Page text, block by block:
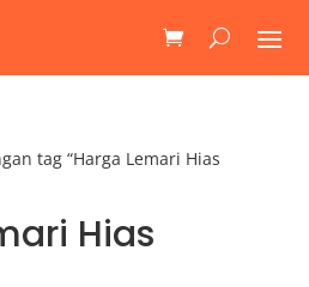
tag “Harga Lemari Hias
Hias